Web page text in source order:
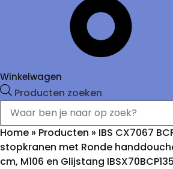
Winkelwagen
Producten zoeken
Home » Producten » IBS CX7067
stopkranen met Ronde
cm, M106 en Glijstang